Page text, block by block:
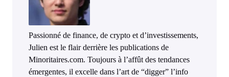
Passionné de finance, de crypto et d’investissements,
Julien est le flair derrière les publications de
Minoritaires.com. Toujours à l’affût des tendances
émergentes, il excelle dans l’art de “digger” l’info